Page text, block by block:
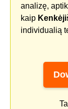
analizę,
kaip
individualią